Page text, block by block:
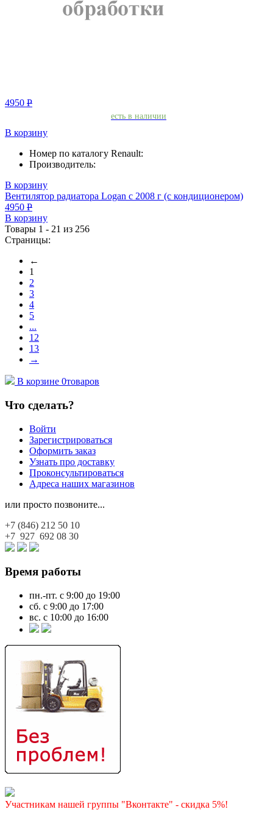
4950 Р
есть в наличии
В корзину
Номер по каталогу Renault:
Производитель:
В корзину
Вентилятор радиатора Logan с 2008 г (с кондиционером)
4950 Р
В корзину
Товары 1 - 21 из 256
Страницы:
←
1
2
3
4
5
...
12
13
→
В корзине 0товаров
Что сделать?
Войти
Зарегистрироваться
Оформить заказ
Узнать про доставку
Проконсультироваться
Адреса наших магазинов
или просто позвоните...
+7 (846) 212 50 10
+7 927 692 08 30
Время работы
пн.-пт. с 9:00 до 19:00
сб. с 9:00 до 17:00
вс. с 10:00 до 16:00
Участникам нашей группы "Вконтакте" - скидка 5%!